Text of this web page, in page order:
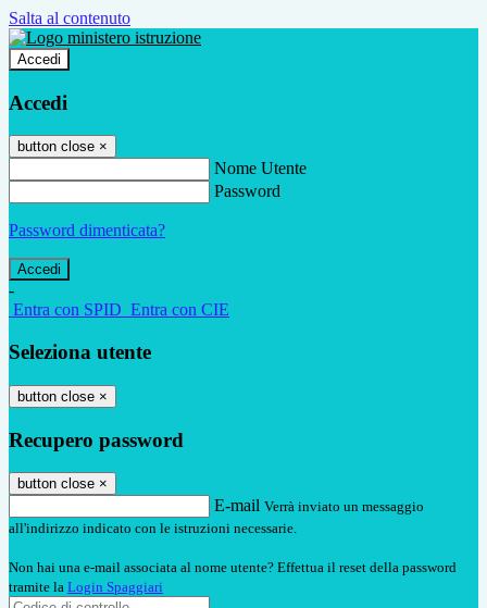
Salta al contenuto
Accedi
Accedi
button close ×
Nome Utente
Password
Password dimenticata?
-
Entra con SPID Entra con CIE
Seleziona utente
button close ×
Recupero password
button close ×
E-mail Verrà inviato un messaggio
all'indirizzo indicato con le istruzioni necessarie.
Non hai una e-mail associata al nome utente? Effettua il reset della password
tramite la Login Spaggiari